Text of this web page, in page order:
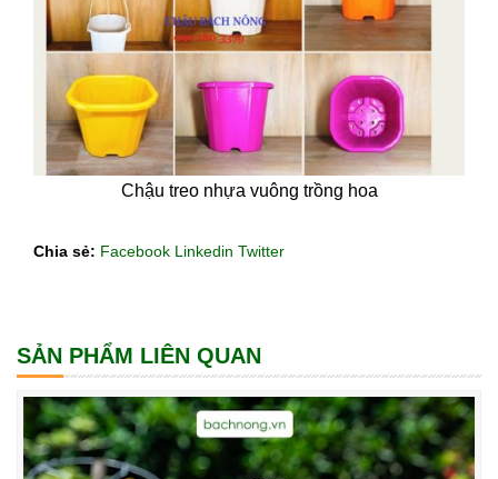
Chậu treo nhựa vuông trồng hoa
Chia sẻ: Facebook Linkedin Twitter
SẢN PHẨM LIÊN QUAN